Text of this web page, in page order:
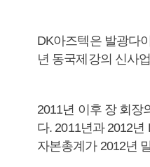
DK아즈텍은 발광다
년 동국제강의 신사
2011년 이후 장 회장
다. 2011년과 2012
자본총계가 2012년